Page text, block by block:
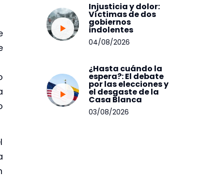
Injusticia y dolor:
Víctimas de dos
gobiernos
indolentes
04/08/2026
¿Hasta cuándo la
espera?: El debate
por las elecciones y
el desgaste de la
Casa Blanca
03/08/2026